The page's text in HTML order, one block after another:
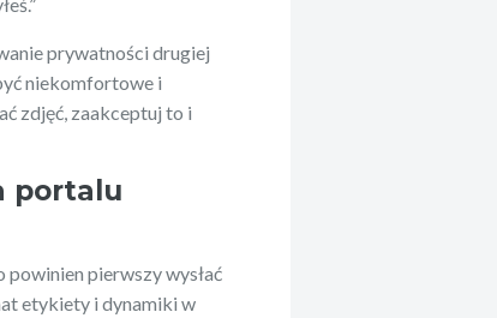
prywatności drugiej
niekomfortowe i
zdjęć, zaakceptuj to i
portalu
pierwszy wysłać
etykiety i dynamiki w